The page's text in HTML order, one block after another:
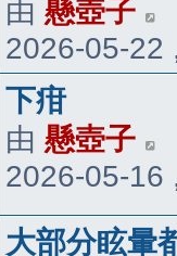
表
章發
表
由 懸壺子
發
2026-05-22
章
最
後
發
表
下疳
由 懸壺子
2026-05-16
最
大部分眩暈